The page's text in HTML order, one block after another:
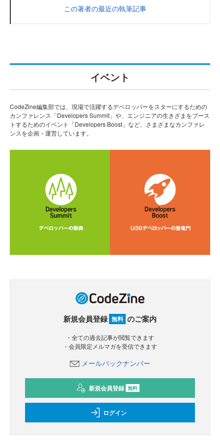
この著者の最近の執筆記事
イベント
CodeZine編集部では、現場で活躍するデベロッパーをスターにするための
カンファレンス「Developers Summit」や、エンジニアの生きざまをブース
トするためのイベント「Developers Boost」など、さまざまなカンファレ
ンスを企画・運営しています。
新規会員登録 無料 のご案内
・全ての過去記事が閲覧できます
・会員限定メルマガを受信できます
メールバックナンバー
新規会員登録 無料
ログイン